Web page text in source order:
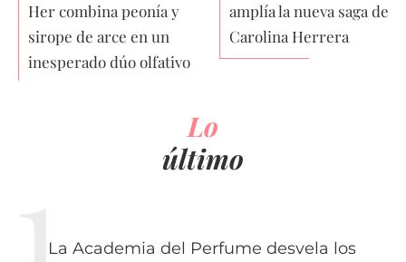
Her combina peonía y
sirope de arce en un
inesperado dúo olfativo
amplía la nueva saga de
Carolina Herrera
Lo
último
La Academia del Perfume desvela los